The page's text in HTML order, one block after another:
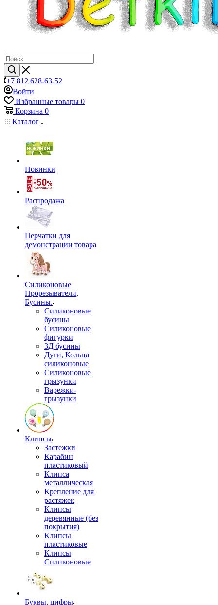
+7 812 628-63-52
Войти
Избранные товары 0
Корзина 0
Каталог
Новинки
Распродажа
Перчатки для
демонстрации товара
Силиконовые
Прорезыватели,
Бусины.
Силиконовые
бусины
Силиконовые
фигурки
3Д бусины
Дуги, Кольца
силиконовые
Силиконовые
грызунки
Варежки-
грызунки
Клипсы
Застежки
Карабин
пластиковый
Клипса
металлическая
Крепление для
растяжек
Клипсы
деревянные (без
покрытия)
Клипсы
пластиковые
Клипсы
Силиконовые
Буквы, цифры